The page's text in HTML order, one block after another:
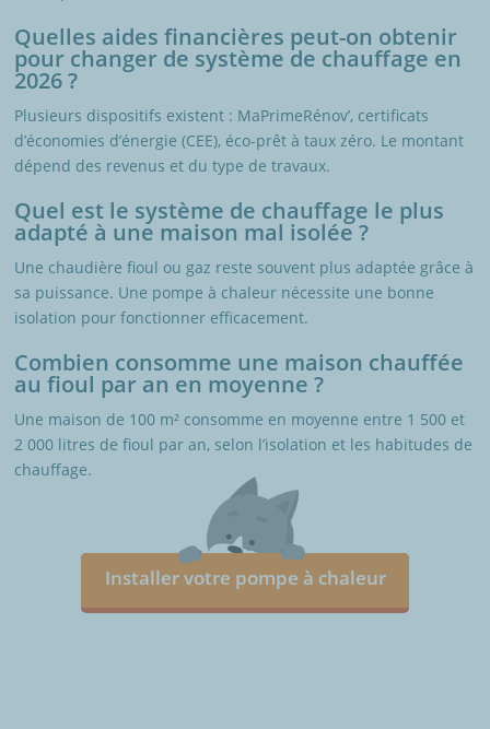
Quelles aides financières peut-on obtenir
pour changer de système de chauffage en
2026 ?
Plusieurs dispositifs existent : MaPrimeRénov’, certificats
d’économies d’énergie (CEE), éco-prêt à taux zéro. Le montant
dépend des revenus et du type de travaux.
Quel est le système de chauffage le plus
adapté à une maison mal isolée ?
Une chaudière fioul ou gaz reste souvent plus adaptée grâce à
sa puissance. Une pompe à chaleur nécessite une bonne
isolation pour fonctionner efficacement.
Combien consomme une maison chauffée
au fioul par an en moyenne ?
Une maison de 100 m² consomme en moyenne entre 1 500 et
2 000 litres de fioul par an, selon l’isolation et les habitudes de
chauffage.
Installer votre pompe à chaleur